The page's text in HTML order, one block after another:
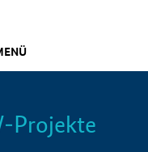
Info
Projekte